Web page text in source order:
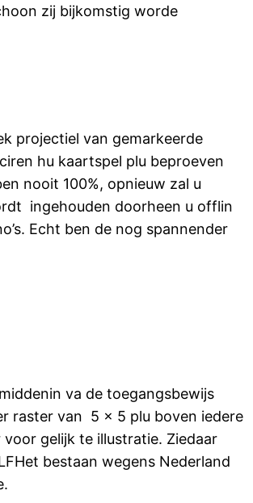
zij bijkomstig worde
projectiel van gemarkeerde
hu kaartspel plu beproeven
nooit 100%, opnieuw zal u
ingehouden doorheen u offlin
Echt ben de nog spannender
va de toegangsbewijs
raster van 5 x 5 plu boven iedere
gelijk te illustratie. Ziedaar
bestaan wegens Nederland